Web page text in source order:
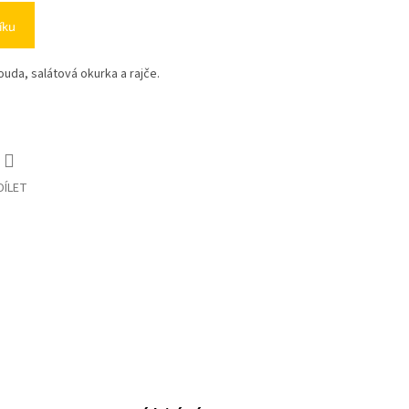
salátová okurka a rajče.